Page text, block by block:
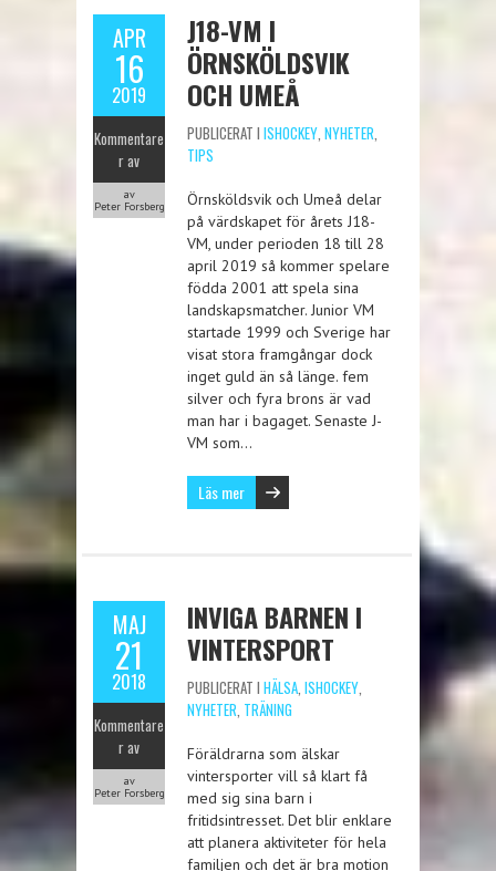
APR
16
2019
Kommentare
r av
av
Peter Forsberg
J18-VM I
ÖRNSKÖLDSVIK
OCH UMEÅ
PUBLICERAT I ISHOCKEY, NYHETER,
TIPS
Örnsköldsvik och Umeå delar
på värdskapet för årets J18-
VM, under perioden 18 till 28
april 2019 så kommer spelare
födda 2001 att spela sina
landskapsmatcher. Junior VM
startade 1999 och Sverige har
visat stora framgångar dock
inget guld än så länge. fem
silver och fyra brons är vad
man har i bagaget. Senaste J-
VM som…
Läs mer
MAJ
21
2018
Kommentare
r av
av
Peter Forsberg
INVIGA BARNEN I
VINTERSPORT
PUBLICERAT I HÄLSA, ISHOCKEY,
NYHETER, TRÄNING
Föräldrarna som älskar
vintersporter vill så klart få
med sig sina barn i
fritidsintresset. Det blir enklare
att planera aktiviteter för hela
familjen och det är bra motion